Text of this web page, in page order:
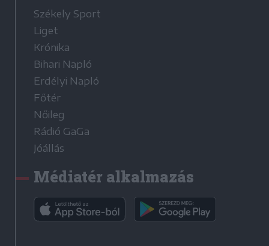
Székely Sport
Liget
Krónika
Bihari Napló
Erdélyi Napló
Főtér
Nőileg
Rádió GaGa
Jóállás
Médiatér alkalmazás